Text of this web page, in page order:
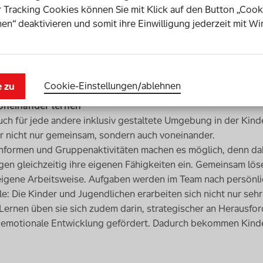
vom gemeinsamen Unterricht
in inklusiven Settings und im gemeinsamem Unterricht
Das zeigt ein Blick auf die Lernstandserhebung.
Qualität von Bildung. Doch auch darüber hinaus
geschult und verbessert und es liegt ein deutlicher
gesellschaftlichen Verantwortungsbewusstsein.
lernen
für jede andere inklusiv gestaltete Umgebung in der
nur gemeinsam, sondern auch voneinander.
und Gruppenaktivitäten machen es möglich, denn
gleichzeitig ihre eigenen Fähigkeiten ein. Gemeinsam
Arbeitsweise. Aufgaben werden im Team nach
Die Kinder und Jugendlichen erarbeiten sich nicht nur sehr
üben sie sich zudem darin, strategischer an
Entwicklung gefördert. Dadurch bekommen
Cookies können Sie mit Klick auf den Button
deaktivieren und somit ihre Einwilligung jederzeit mit
zu Cookie-Einstellungen­/­ablehnen